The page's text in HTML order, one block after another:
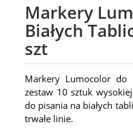
Markery
Białych
szt
Markery Lumocolor do
zestaw 10 sztuk
do pisania na białych
trwałe linie.